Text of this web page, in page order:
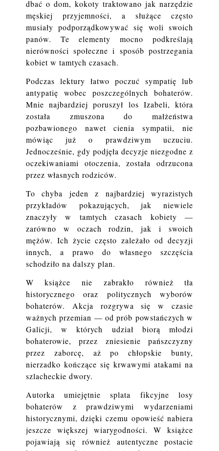
dbać o dom, kokoty traktowano jak narzędzie
męskiej przyjemności, a służące często
musiały podporządkowywać się woli swoich
panów. Te elementy mocno podkreślają
nierówności społeczne i sposób postrzegania
kobiet w tamtych czasach.
Podczas lektury łatwo poczuć sympatię lub
antypatię wobec poszczególnych bohaterów.
Mnie najbardziej poruszył los Izabeli, która
została zmuszona do małżeństwa
pozbawionego nawet cienia sympatii, nie
mówiąc już o prawdziwym uczuciu.
Jednocześnie, gdy podjęła decyzje niezgodne z
oczekiwaniami otoczenia, została odrzucona
przez własnych rodziców.
To chyba jeden z najbardziej wyrazistych
przykładów pokazujących, jak niewiele
znaczyły w tamtych czasach kobiety —
zarówno w oczach rodzin, jak i swoich
mężów. Ich życie często zależało od decyzji
innych, a prawo do własnego szczęścia
schodziło na dalszy plan.
W książce nie zabrakło również tła
historycznego oraz politycznych wyborów
bohaterów. Akcja rozgrywa się w czasie
ważnych przemian — od prób powstańczych w
Galicji, w których udział biorą młodzi
bohaterowie, przez zniesienie pańszczyzny
przez zaborcę, aż po chłopskie bunty,
nierzadko kończące się krwawymi atakami na
szlacheckie dwory.
Autorka umiejętnie splata fikcyjne losy
bohaterów z prawdziwymi wydarzeniami
historycznymi, dzięki czemu opowieść nabiera
jeszcze większej wiarygodności. W książce
pojawiają się również autentyczne postacie